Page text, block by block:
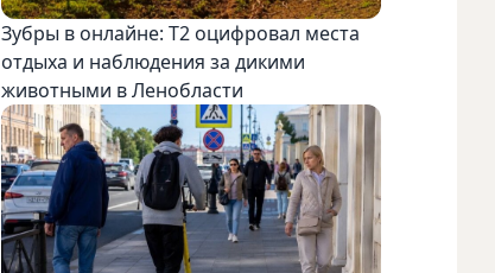
Зубры в онлайне: Т2 оцифровал места
отдыха и наблюдения за дикими
животными в Ленобласти